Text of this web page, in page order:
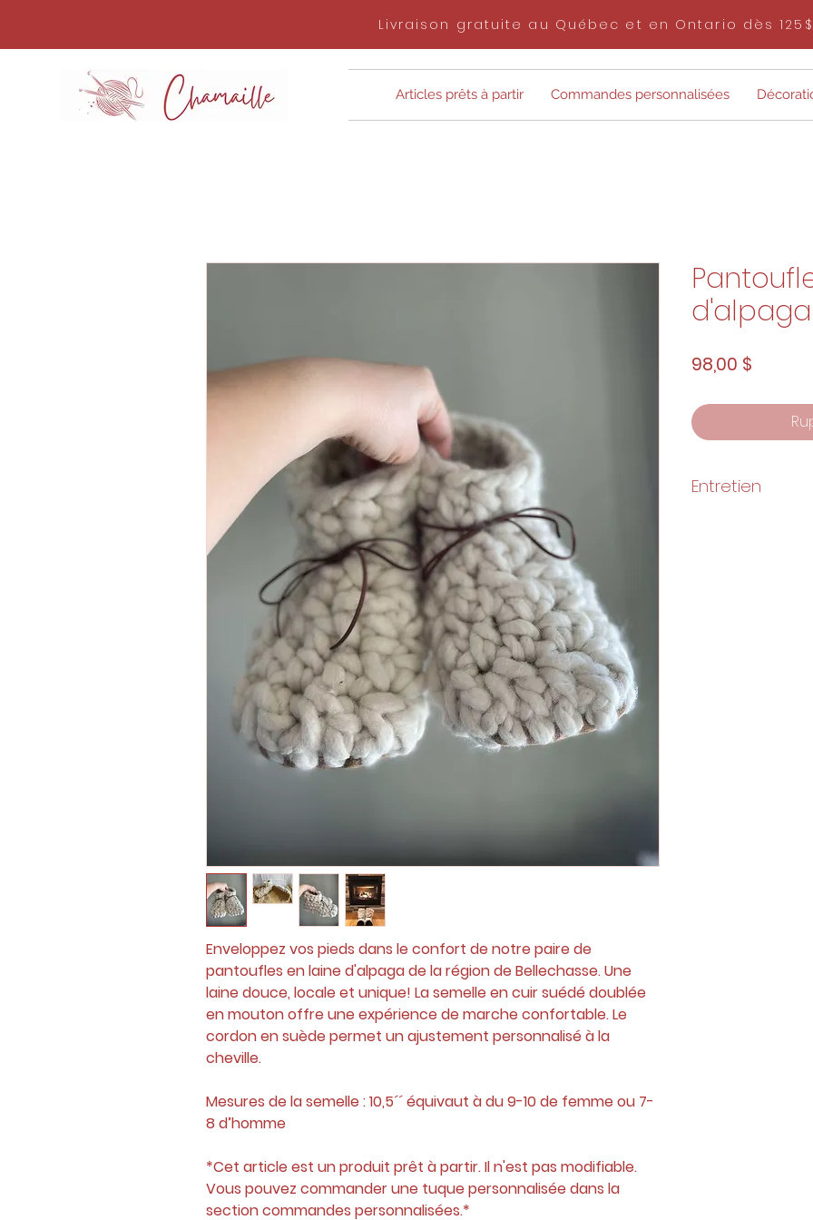
Livraison gratuite au Québec et en Ontario dès
Articles prêts à partir Commandes personnalisées
Enveloppez vos pieds dans le confort de notre paire de
pantoufles en laine d'alpaga de la région de Bellechasse. Une
laine douce, locale et unique! La semelle en cuir suédé doublée
en mouton offre une expérience de marche confortable. Le
cordon en suède permet un ajustement personnalisé à la
cheville.
Mesures de la semelle : 10,5´´ équivaut à du 9-10 de femme ou 7-
8 d’homme
*Cet article est un produit prêt à partir. Il n'est pas modifiable.
Vous pouvez commander une tuque personnalisée dans la
section commandes personnalisées.*
d'alpaga
98,00 $
Entretien